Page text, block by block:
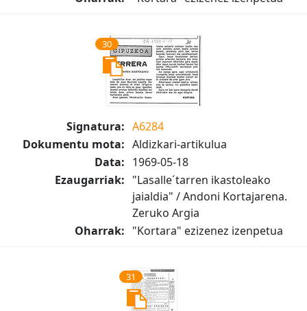
30
Signatura: A6284
Dokumentu mota: Aldizkari-artikulua
Data: 1969-05-18
Ezaugarriak: "Lasalle´tarren ikastoleako
jaialdia" / Andoni Kortajarena.
Zeruko Argia
Oharrak: "Kortara" ezizenez izenpetua
31